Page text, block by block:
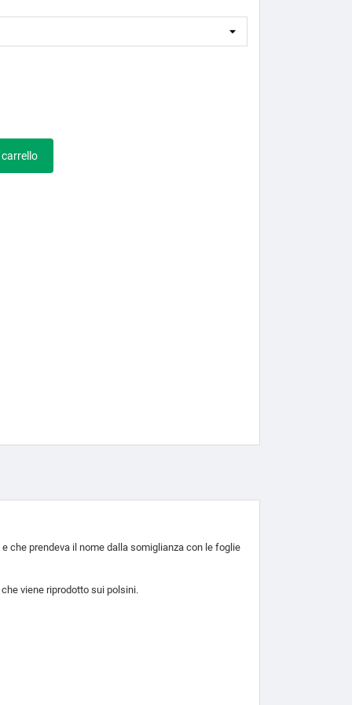
che prendeva il nome dalla somiglianza con le foglie
viene riprodotto sui polsini.